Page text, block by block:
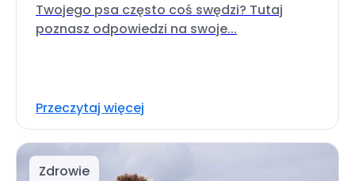
Twojego psa często coś swędzi? Tutaj
poznasz odpowiedzi na swoje...
Przeczytaj więcej
Zdrowie